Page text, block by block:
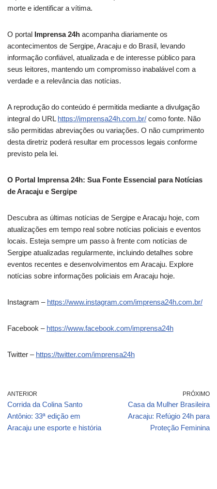
morte e identificar a vítima.
O portal Imprensa 24h acompanha diariamente os
acontecimentos de Sergipe, Aracaju e do Brasil, levando
informação confiável, atualizada e de interesse público para
seus leitores, mantendo um compromisso inabalável com a
verdade e a relevância das notícias.
A reprodução do conteúdo é permitida mediante a divulgação
integral do URL https://imprensa24h.com.br/ como fonte. Não
são permitidas abreviações ou variações. O não cumprimento
desta diretriz poderá resultar em processos legais conforme
previsto pela lei.
O Portal Imprensa 24h: Sua Fonte Essencial para Notícias
de Aracaju e Sergipe
Descubra as últimas notícias de Sergipe e Aracaju hoje, com
atualizações em tempo real sobre notícias policiais e eventos
locais. Esteja sempre um passo à frente com notícias de
Sergipe atualizadas regularmente, incluindo detalhes sobre
eventos recentes e desenvolvimentos em Aracaju. Explore
notícias sobre informações policiais em Aracaju hoje.
Instagram – https://www.instagram.com/imprensa24h.com.br/
Facebook – https://www.facebook.com/imprensa24h
Twitter – https://twitter.com/imprensa24h
ANTERIOR
Corrida da Colina Santo
Antônio: 33ª edição em
Aracaju une esporte e história
PRÓXIMO
Casa da Mulher Brasileira
Aracaju: Refúgio 24h para
Proteção Feminina